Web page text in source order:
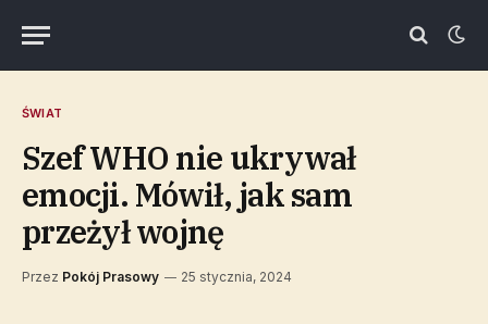
ŚWIAT
Szef WHO nie ukrywał
emocji. Mówił, jak sam
przeżył wojnę
Przez Pokój Prasowy 25 stycznia, 2024